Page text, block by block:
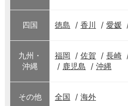
四国 徳島 香川 愛媛
九州・
沖縄
福岡 佐賀 長崎
鹿児島
沖縄
その他 全国 海外